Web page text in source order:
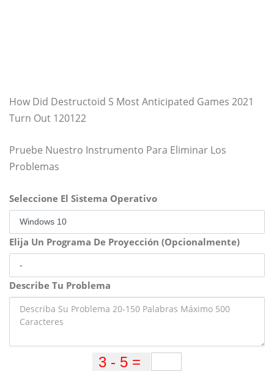
How Did Destructoid S Most Anticipated Games 2021
Turn Out 120122
Pruebe Nuestro Instrumento Para Eliminar Los
Problemas
Seleccione El Sistema Operativo
Elija Un Programa De Proyección (Opcionalmente)
Describe Tu Problema